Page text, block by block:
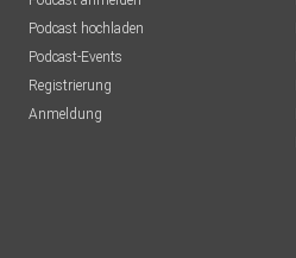
Podcast hochladen
Podcast-Events
Registrierung
Anmeldung